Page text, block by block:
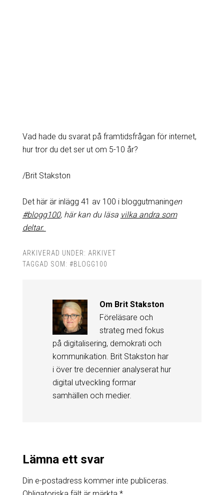
Vad hade du svarat på framtidsfrågan för internet,
hur tror du det ser ut om 5-10 år?
/Brit Stakston
Det här är inlägg 41 av 100 i bloggutmaningen
#blogg100, här kan du läsa vilka andra som
deltar.
ARKIVERAD UNDER: ARKIVET
TAGGAD SOM: #BLOGG100
Om Brit Stakston
Föreläsare och
strateg med fokus
på digitalisering, demokrati och
kommunikation. Brit Stakston har
i över tre decennier analyserat hur
digital utveckling formar
samhällen och medier.
Lämna ett svar
Din e-postadress kommer inte publiceras.